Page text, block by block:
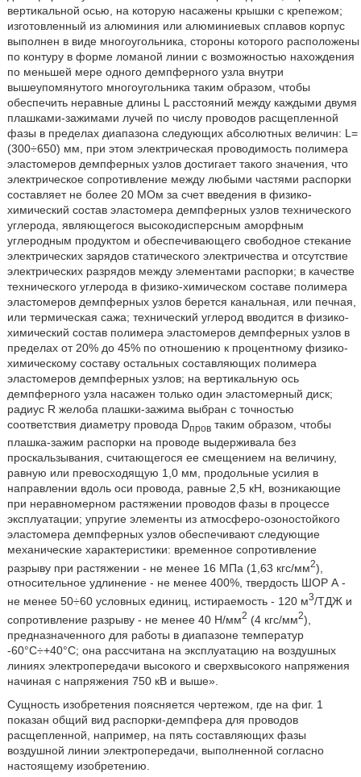
вертикальной осью, на которую насажены крышки с крепежом;
изготовленный из алюминия или алюминиевых сплавов корпус
выполнен в виде многоугольника, стороны которого расположены
по контуру в форме ломаной линии с возможностью нахождения
по меньшей мере одного демпферного узла внутри
вышеупомянутого многоугольника таким образом, чтобы
обеспечить неравные длины L расстояний между каждыми двумя
плашками-зажимами лучей по числу проводов расщепленной
фазы в пределах диапазона следующих абсолютных величин: L=
(300÷650) мм, при этом электрическая проводимость полимера
эластомеров демпферных узлов достигает такого значения, что
электрическое сопротивление между любыми частями распорки
составляет не более 20 МОм за счет введения в физико-
химический состав эластомера демпферных узлов технического
углерода, являющегося высокодисперсным аморфным
углеродным продуктом и обеспечивающего свободное стекание
электрических зарядов статического электричества и отсутствие
электрических разрядов между элементами распорки; в качестве
технического углерода в физико-химическом составе полимера
эластомеров демпферных узлов берется канальная, или печная,
или термическая сажа; технический углерод вводится в физико-
химический состав полимера эластомеров демпферных узлов в
пределах от 20% до 45% по отношению к процентному физико-
химическому составу остальных составляющих полимера
эластомеров демпферных узлов; на вертикальную ось
демпферного узла насажен только один эластомерный диск;
радиус R желоба плашки-зажима выбран с точностью
соответствия диаметру провода Dпровтаким образом, чтобы
плашка-зажим распорки на проводе выдерживала без
проскальзывания, считающегося ее смещением на величину,
равную или превосходящую 1,0 мм, продольные усилия в
направлении вдоль оси провода, равные 2,5 кН, возникающие
при неравномерном растяжении проводов фазы в процессе
эксплуатации; упругие элементы из атмосферо-озоностойкого
эластомера демпферных узлов обеспечивают следующие
механические характеристики: временное сопротивление
разрыву при растяжении - не менее 16 МПа (1,63 кгс/мм2),
относительное удлинение - не менее 400%, твердость ШОР А -
не менее 50÷60 условных единиц, истираемость - 120 м3/ТДЖ и
сопротивление разрыву - не менее 40 Н/мм2 (4 кгс/мм2),
предназначенного для работы в диапазоне температур
-60°С÷+40°С; она рассчитана на эксплуатацию на воздушных
линиях электропередачи высокого и сверхвысокого напряжения
начиная с напряжения 750 кВ и выше».
Сущность изобретения поясняется чертежом, где на фиг. 1
показан общий вид распорки-демпфера для проводов
расщепленной, например, на пять составляющих фазы
воздушной линии электропередачи, выполненной согласно
настоящему изобретению.